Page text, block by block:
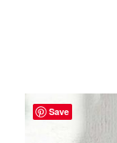
Save